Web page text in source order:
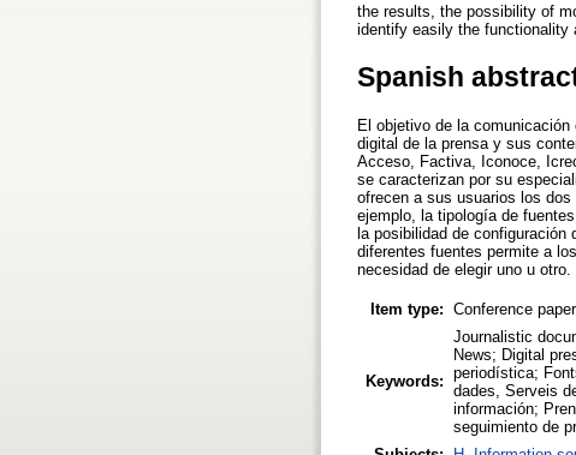
the results, the possibility of
identify easily the functionality
Spanish
El objetivo de la
digital de la prensa y sus
Acceso, Factiva, Iconoce,
se caracterizan por su
ofrecen a sus usuarios los
ejemplo, la tipología de
la posibilidad de
diferentes fuentes permite a
necesidad de elegir uno u otro.
Item type: Conference paper
Keywords:
Journalistic
News; Digital
periodística;
dades, Serveis
información;
seguimiento de